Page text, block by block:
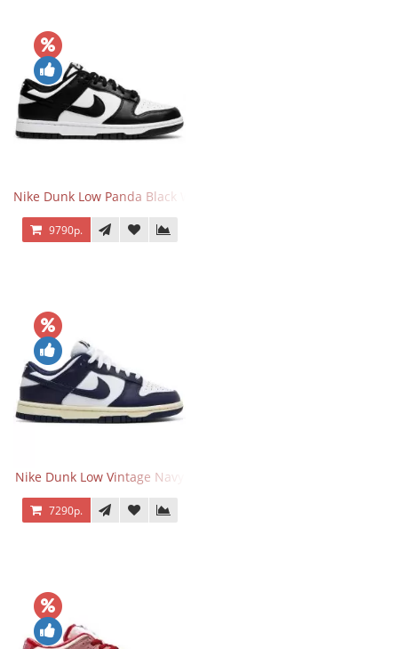
Nike Dunk Low Panda Black White
9790р.
Nike Dunk Low Vintage Navy
7290р.